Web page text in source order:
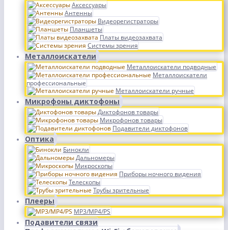
Аксессуары
Антенны
Видеорегистраторы
Планшеты
Платы видеозахвата
Системы зрения
Металлоискатели
Металлоискатели подводные
Металлоискатели
профессиональные
Металлоискатели ручные
Микрофоны диктофоны
Диктофонов товары
Микрофонов товары
Подавители диктофонов
Оптика
Бинокли
Дальномеры
Микроскопы
Приборы ночного видения
Телескопы
Трубы зрительные
Плееры
MP3/MP4/PS
Подавители связи